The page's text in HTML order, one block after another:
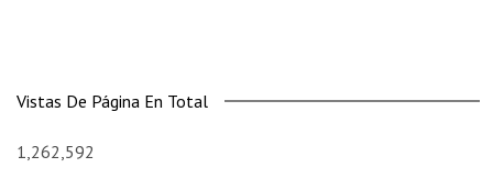
Vistas De Página En Total
1,262,592